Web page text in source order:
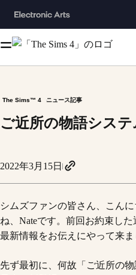
The Sims™ 4 ニュース記事
ご近所の物語システ
2022年3月15日
シムズファンの皆さん、こん
ね、Nateです。前回お約束し
最新情報をお伝えにやって来ま
先ず最初に、何故「ご近所の物